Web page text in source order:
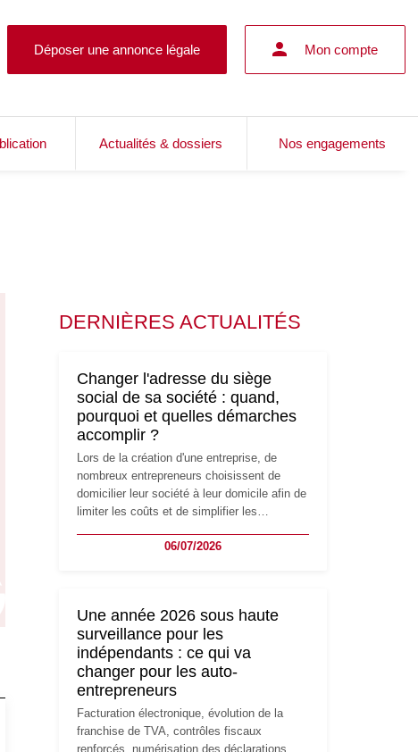
Déposer une annonce légale Mon compte
Actualités & dossiers Nos engagements
DERNIÈRES ACTUALITÉS
Changer l'adresse du siège
social de sa société : quand,
pourquoi et quelles démarches
accomplir ?
Lors de la création d'une entreprise, de
nombreux entrepreneurs choisissent de
domicilier leur société à leur domicile afin de
limiter les coûts et de simplifier les
l'activité, cette solution peut rapidement
siège social répond souvent à une nouvelle
étape de la vie de l'entreprise et implique
plusieurs formalités obligatoires.
06/07/2026
Une année 2026 sous haute
surveillance pour les
indépendants : ce qui va
changer pour les auto-
entrepreneurs
Facturation électronique, évolution de la
franchise de TVA, contrôles fiscaux
renforcés, numérisation des déclarations…